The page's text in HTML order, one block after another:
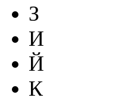
З
И
Й
К